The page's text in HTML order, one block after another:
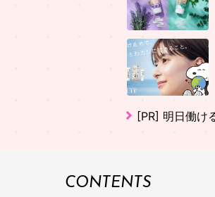
[PR] 明日働け
CONTENTS